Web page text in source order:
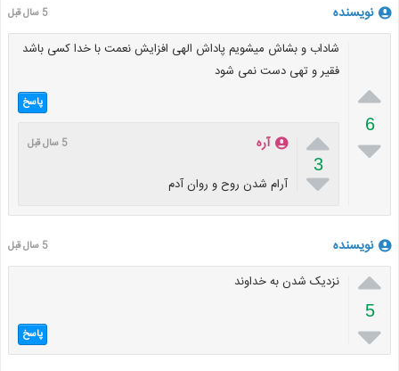
نویسنده 5 سال قبل

6

شاداب و بشاش میشویم پاداش الهی افزایش نعمت با خدا کسی باشد
فقیر و تهی دست نمی شود
پاسخ

3

آره 5 سال قبل
آرام شدن روح و روان آدم
نویسنده 5 سال قبل

5

نزدیک شدن به خداوند
پاسخ